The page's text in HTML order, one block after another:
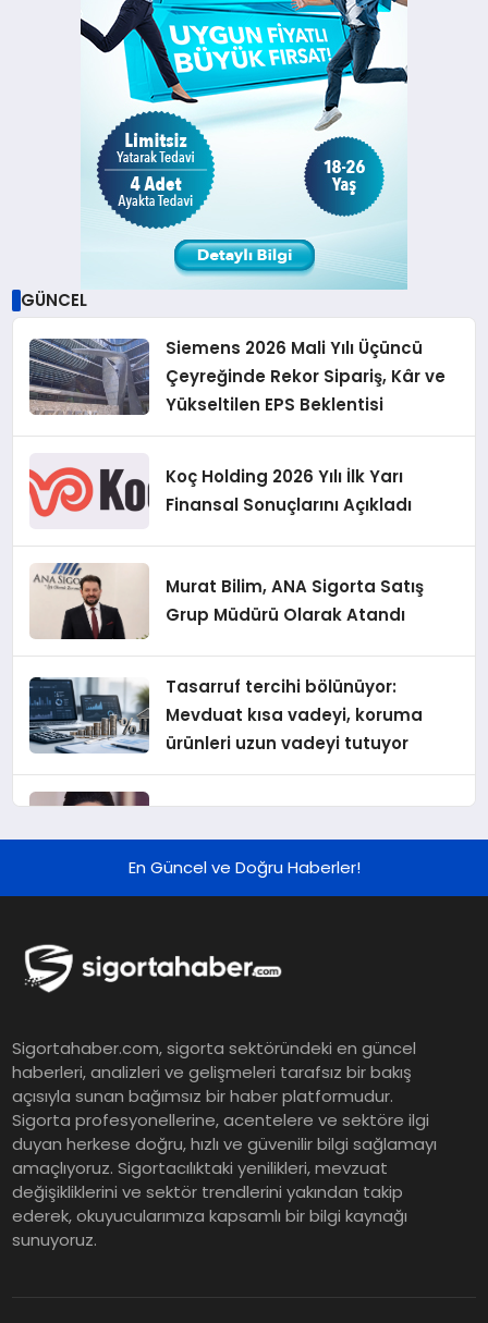
GÜNCEL
Siemens 2026 Mali Yılı Üçüncü
Çeyreğinde Rekor Sipariş, Kâr ve
Yükseltilen EPS Beklentisi
Koç Holding 2026 Yılı İlk Yarı
Finansal Sonuçlarını Açıkladı
Murat Bilim, ANA Sigorta Satış
Grup Müdürü Olarak Atandı
Tasarruf tercihi bölünüyor:
Mevduat kısa vadeyi, koruma
ürünleri uzun vadeyi tutuyor
Sonuçları
Sonuçlarını Açıkladı
Araştırması: Yapay Zekâ Destekli
Tehditler ve Kurumsal
Dayanıklılık
Sigorta Mobil İzmir Bölge
Müdürlüğü Faaliyete Başladı
En Güncel ve Doğru Haberler!
Sigortahaber.com, sigorta sektöründeki en güncel
haberleri, analizleri ve gelişmeleri tarafsız bir bakış
açısıyla sunan bağımsız bir haber platformudur.
Sigorta profesyonellerine, acentelere ve sektöre ilgi
duyan herkese doğru, hızlı ve güvenilir bilgi sağlamayı
amaçlıyoruz. Sigortacılıktaki yenilikleri, mevzuat
değişikliklerini ve sektör trendlerini yakından takip
ederek, okuyucularımıza kapsamlı bir bilgi kaynağı
sunuyoruz.